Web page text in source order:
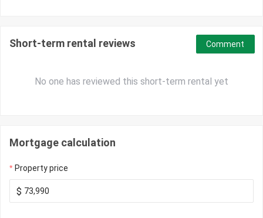
Short-term rental reviews
No one has reviewed this short-term rental yet
Comment
Mortgage calculation
Property price
$